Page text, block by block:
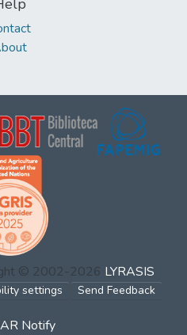
© 2002-2026 LYRASIS
settings Send Feedback
Notify